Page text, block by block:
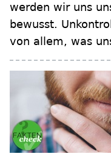
werden wir uns
bewusst.
von allem, was